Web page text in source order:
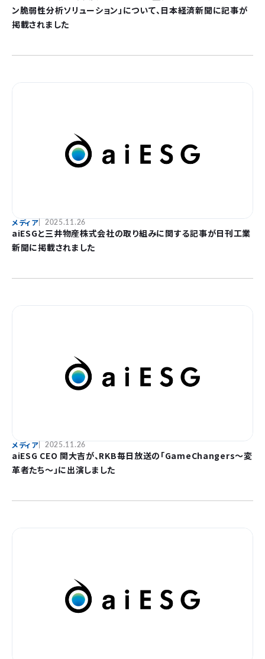
ン脆弱性分析ソリューション」について、日本経済新聞に記事が
掲載されました
メディア 2025.11.26
aiESGと三井物産株式会社の取り組みに関する記事が日刊工業
新聞に掲載されました
メディア 2025.11.26
aiESG CEO 関大吉が、RKB毎日放送の「GameChangers～変
革者たち～」に出演しました